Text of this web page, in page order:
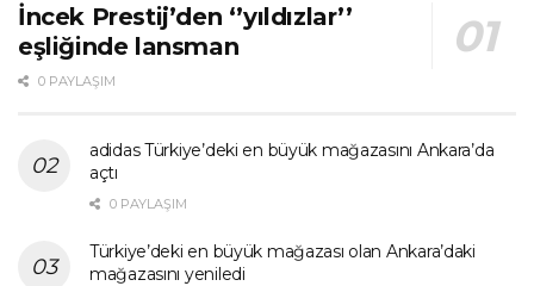
İncek Prestij’den ‘’yıldızlar’’
eşliğinde lansman
0 PAYLAŞIM
adidas Türkiye’deki en büyük mağazasını Ankara’da
açtı
0 PAYLAŞIM
Türkiye’deki en büyük mağazası olan Ankara’daki
mağazasını yeniledi